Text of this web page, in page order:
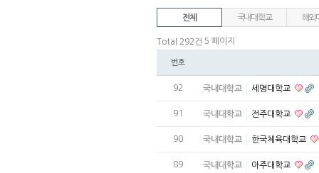
전체 국내대학교 해외
Total 292건 5 페이지
번호
92 국내대학교 세명대학교
91 국내대학교 전주대학교
90 국내대학교 한국체육대학교
89 국내대학교 아주대학교